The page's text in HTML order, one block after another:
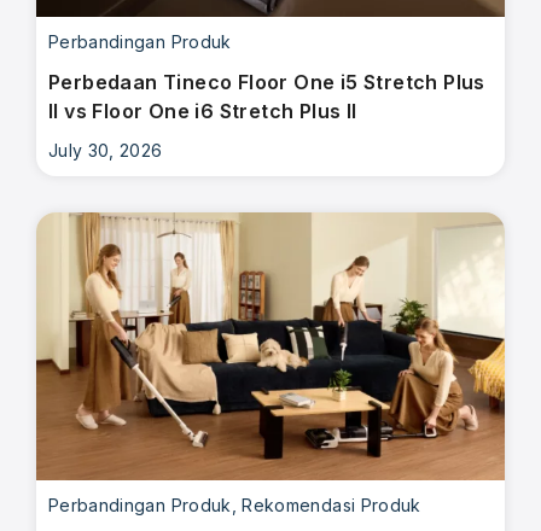
Perbandingan Produk
Perbedaan Tineco Floor One i5 Stretch Plus
II vs Floor One i6 Stretch Plus II
July 30, 2026
Perbandingan Produk ,Rekomendasi Produk